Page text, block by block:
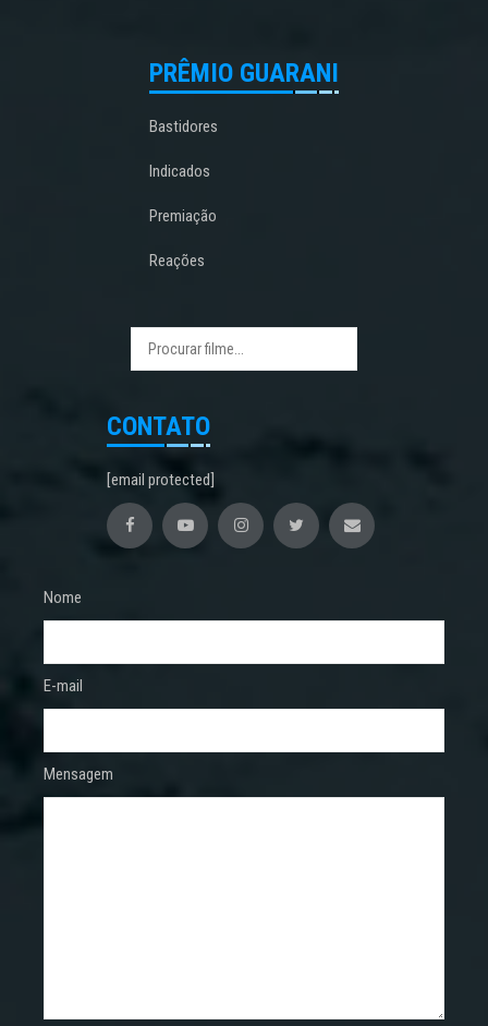
PRÊMIO GUARANI
Bastidores
Indicados
Premiação
Reações
CONTATO
[email protected]
Nome
E-mail
Mensagem